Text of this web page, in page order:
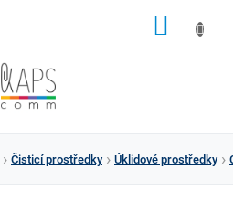
Čisticí prostředky Úklidové prostředky